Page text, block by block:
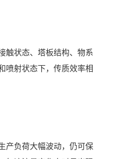
触状态、塔板结构、物系
喷射状态下，传质效率相
产负荷大幅波动，仍可保